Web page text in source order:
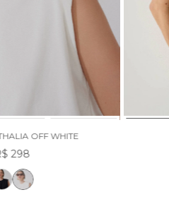
OFF WHITE
298